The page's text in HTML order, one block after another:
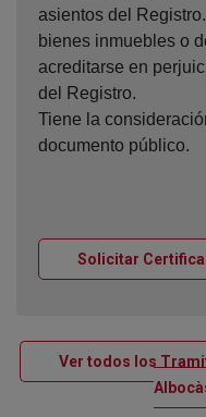
asientos del
bienes inmuebles o
acreditarse en
del Registro.
Tiene la
documento público.
Solicitar
Ver todos los